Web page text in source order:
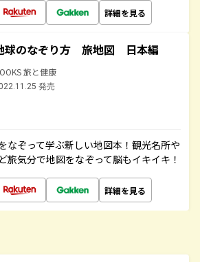
詳細を見る
球のなぞり方 旅地図 日本編
旅と健康
発売
なぞって学ぶ新しい地図本！観光名所や
旅気分で地図をなぞって脳もイキイキ！
詳細を見る